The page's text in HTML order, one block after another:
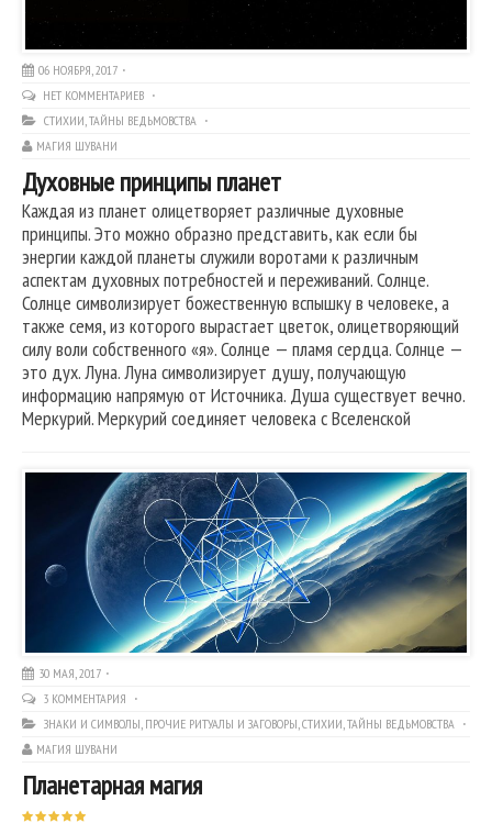
06 НОЯБРЯ, 2017
НЕТ КОММЕНТАРИЕВ
СТИХИИ,ТАЙНЫ ВЕДЬМОВСТВА
МАГИЯ ШУВАНИ
Духовные принципы планет
Каждая из планет олицетворяет различные духовные
принципы. Это можно образно представить, как если бы
энергии каждой планеты служили воротами к различным
аспектам духовных потребностей и переживаний. Солнце.
Солнце символизирует божественную вспышку в человеке, а
также семя, из которого вырастает цветок, олицетворяющий
силу воли собственного «я». Солнце — пламя сердца. Солнце —
это дух. Луна. Луна символизирует душу, получающую
информацию напрямую от Источника. Душа существует вечно.
Меркурий. Меркурий соединяет человека с Вселенской
30 МАЯ, 2017
3 КОММЕНТАРИЯ
ЗНАКИ И СИМВОЛЫ, ПРОЧИЕ РИТУАЛЫ И ЗАГОВОРЫ,СТИХИИ,ТАЙНЫ ВЕДЬМОВСТВА
МАГИЯ ШУВАНИ
Планетарная магия